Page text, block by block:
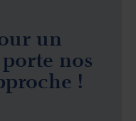
un
nos
!